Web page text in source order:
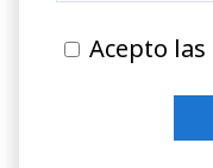
Acepto las